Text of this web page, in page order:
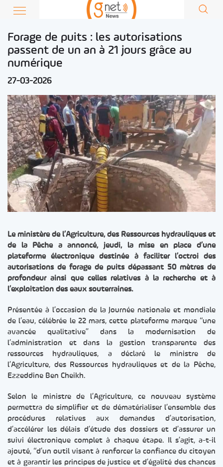
Forage de puits : les autorisations
passent de un an à 21 jours grâce au
numérique
27-03-2026
Le ministère de l’Agriculture, des Ressources hydrauliques et
de la Pêche a annoncé, jeudi, la mise en place d’une
plateforme électronique destinée à faciliter l’octroi des
autorisations de forage de puits dépassant 50 mètres de
profondeur ainsi que celles relatives à la recherche et à
l’exploitation des eaux souterraines.
Présentée à l’occasion de la Journée nationale et mondiale
de l’eau, célébrée le 22 mars, cette plateforme marque “une
avancée qualitative” dans la modernisation de
l’administration et dans la gestion transparente des
ressources hydrauliques, a déclaré le ministre de
l’Agriculture, des Ressources hydrauliques et de la Pêche,
Ezzeddine Ben Cheikh.
Selon le ministre de l’Agriculture, ce nouveau système
permettra de simplifier et de dématérialiser l’ensemble des
procédures relatives aux demandes d’autorisation,
d’accélérer les délais d’étude des dossiers et d’assurer un
suivi électronique complet à chaque étape. Il s’agit, a-t-il
ajouté, “d’un outil visant à renforcer la confiance du citoyen
et à garantir les principes de justice et d’égalité des chances